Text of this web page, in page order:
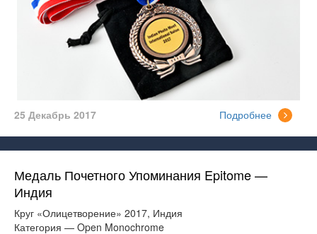
25 Декабрь 2017 Подробнее
Медаль Почетного Упоминания Epitome —
Индия
Круг «Олицетворение» 2017, Индия
Категория — Open Monochrome